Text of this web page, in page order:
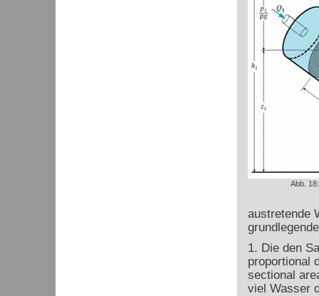
Abb.
austretende
1. Die den
proportional
sectional
viel Wasser